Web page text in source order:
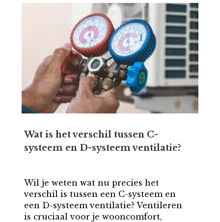
Wat is het verschil tussen C-
systeem en D-systeem ventilatie?
Wil je weten wat nu precies het
verschil is tussen een C-systeem en
een D-systeem ventilatie? Ventileren
is cruciaal voor je wooncomfort,